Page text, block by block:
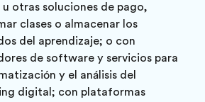
otras soluciones de pago,
clases o almacenar los
del aprendizaje; o con
de software y servicios para
y el análisis del
digital; con plataformas